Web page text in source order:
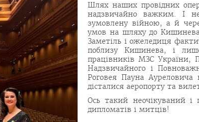
Шлях наших провідних
надзвичайно важким. І
зумовлену війною, а й
умов на шляху до
Заметіль і ожеледиця
поблизу Кишинева, і
працівників МЗС України,
Надзвичайного і
Роговея Пауна Ауреловича
дісталися аеропорту та
Ось такий неочікуваний і
дипломатів і митців!